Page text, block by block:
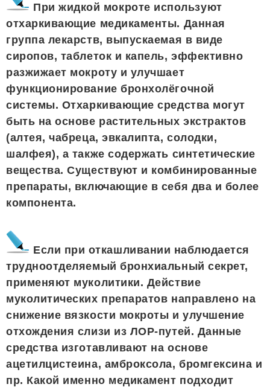
При жидкой мокроте используют
отхаркивающие медикаменты. Данная
группа лекарств, выпускаемая в виде
сиропов, таблеток и капель, эффективно
разжижает мокроту и улучшает
функционирование бронхолёгочной
системы. Отхаркивающие средства могут
быть на основе растительных экстрактов
(алтея, чабреца, эвкалипта, солодки,
шалфея), а также содержать синтетические
вещества. Существуют и комбинированные
препараты, включающие в себя два и более
компонента.
Если при откашливании наблюдается
трудноотделяемый бронхиальный секрет,
применяют муколитики. Действие
муколитических препаратов направлено на
снижение вязкости мокроты и улучшение
отхождения слизи из ЛОР-путей. Данные
средства изготавливают на основе
ацетилцистеина, амброксола, бромгексина и
пр. Какой именно медикамент подходит